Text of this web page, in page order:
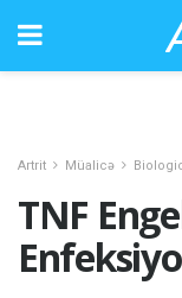
Artrit Müalicə
TNF